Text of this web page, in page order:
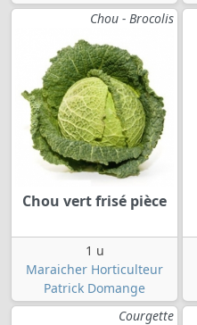
Chou - Brocolis
Chou vert frisé pièce
1 u
Maraicher Horticulteur
Patrick Domange
Courgette